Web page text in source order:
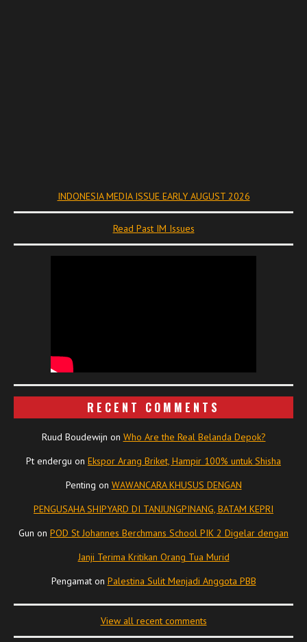
INDONESIA MEDIA ISSUE EARLY AUGUST 2026
Read Past IM Issues
RECENT COMMENTS
Ruud Boudewijn on Who Are the Real Belanda Depok?
Pt endergu on Ekspor Arang Briket, Hampir 100% untuk Shisha
Penting on WAWANCARA KHUSUS DENGAN
PENGUSAHA SHIPYARD DI TANJUNGPINANG, BATAM KEPRI
Gun on POD St Johannes Berchmans School PIK 2 Digelar dengan
Janji Terima Kritikan Orang Tua Murid
Pengamaton Palestina Sulit Menjadi Anggota PBB
View all recent comments